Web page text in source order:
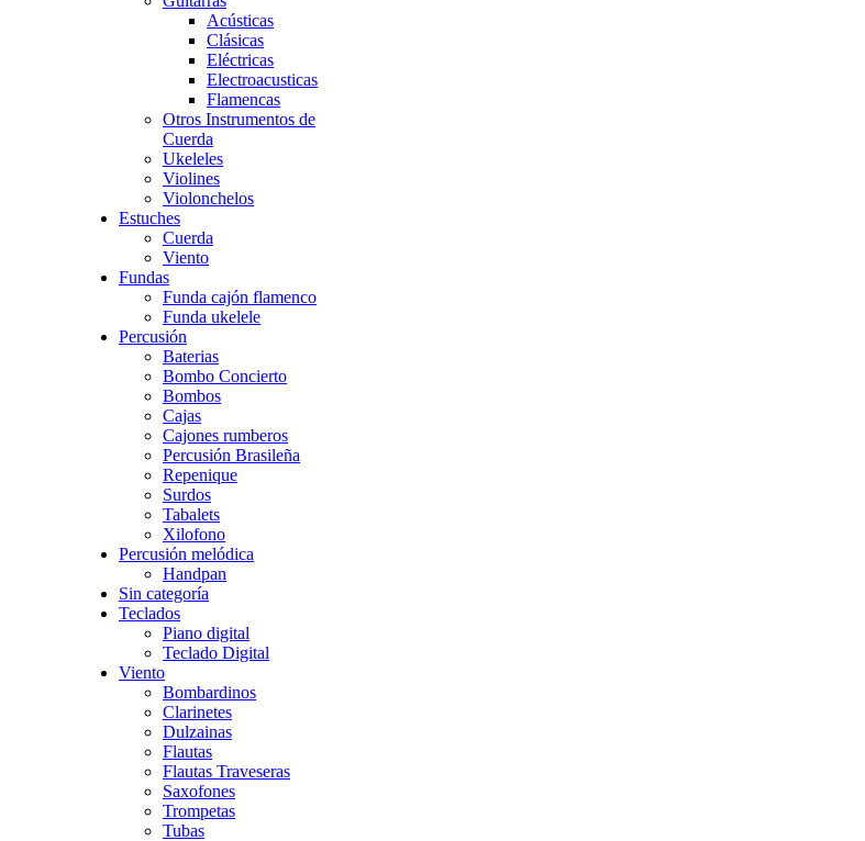
Acústicas
Clásicas
Eléctricas
Electroacusticas
Flamencas
Otros Instrumentos de
Cuerda
Ukeleles
Violines
Violonchelos
Estuches
Cuerda
Viento
Fundas
Funda cajón flamenco
Funda ukelele
Percusión
Baterias
Bombo Concierto
Bombos
Cajas
Cajones rumberos
Percusión Brasileña
Repenique
Surdos
Tabalets
Xilofono
Percusión melódica
Handpan
Sin categoría
Teclados
Piano digital
Teclado Digital
Viento
Bombardinos
Clarinetes
Dulzainas
Flautas
Flautas Traveseras
Saxofones
Trompetas
Tubas